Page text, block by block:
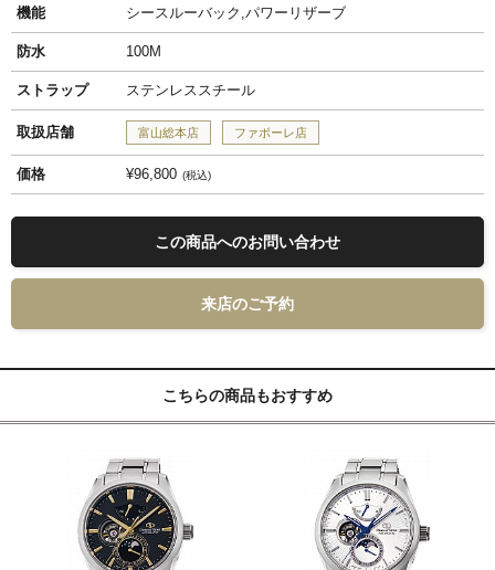
機能 シースルーバック,パワーリザーブ
防水 100M
ストラップ ステンレススチール
取扱店舗 富山総本店 ファボーレ店
価格 ¥96,800 税込
この商品へのお問い合わせ
来店のご予約
こちらの商品もおすすめ